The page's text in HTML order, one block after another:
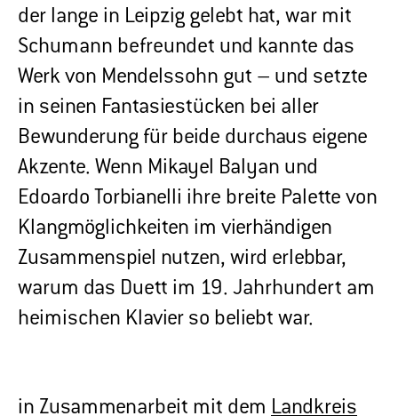
der lange in Leipzig gelebt hat, war mit
Schumann befreundet und kannte das
Werk von Mendelssohn gut – und setzte
in seinen Fantasiestücken bei aller
Bewunderung für beide durchaus eigene
Akzente. Wenn Mikayel Balyan und
Edoardo Torbianelli ihre breite Palette von
Klangmöglichkeiten im vierhändigen
Zusammenspiel nutzen, wird erlebbar,
warum das Duett im 19. Jahrhundert am
heimischen Klavier so beliebt war.
in Zusammenarbeit mit dem Landkreis